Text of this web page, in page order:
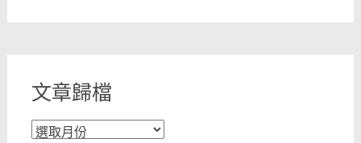
文章歸檔
文